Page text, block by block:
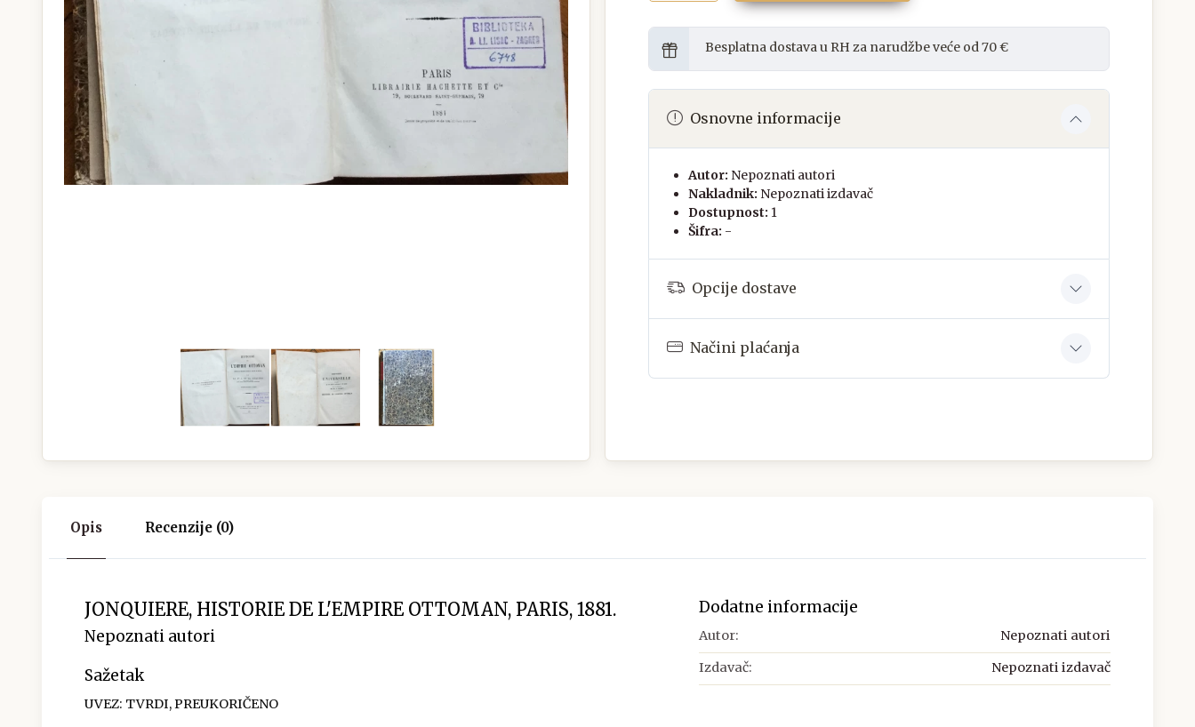
Besplatna dostava u RH za narudžbe veće od 70 €
Osnovne informacije
Autor: Nepoznati autori
Nakladnik: Nepoznati izdavač
Dostupnost: 1
Šifra: -
Opcije dostave
Načini plaćanja
Opis Recenzije (0)
JONQUIERE, HISTORIE DE L'EMPIRE OTTOMAN, PARIS, 1881.
Nepoznati autori
Sažetak
UVEZ: TVRDI, PREUKORIČENO
Dodatne informacije
Autor: Nepoznati autori
Izdavač: Nepoznati izdavač